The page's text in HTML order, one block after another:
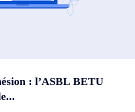
: l’ASBL BETU